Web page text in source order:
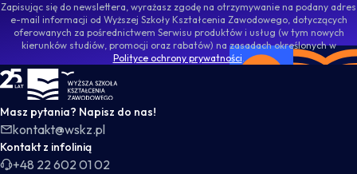
Zapisując się do newslettera, wyrażasz zgodę na otrzymywanie na podany adres
e-mail informacji od Wyższej Szkoły Kształcenia Zawodowego, dotyczących
oferowanych za pośrednictwem Serwisu produktów i usług (w tym nowych
kierunków studiów, promocji oraz rabatów) na zasadach określonych w
Polityce ochrony prywatności.
WSKZ - strona główna
Masz pytania? Napisz do nas!
kontakt@wskz.pl
Kontakt z infolinią
+48 22 602 01 02